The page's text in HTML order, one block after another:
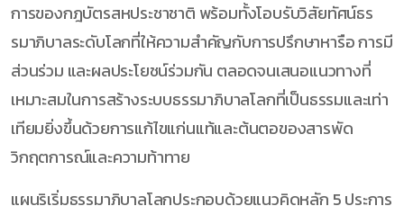
การของกฎบัตรสหประชาชาติ พร้อมทั้งโอบรับวิสัยทัศน์ธร
รมาภิบาลระดับโลกที่ให้ความสำคัญกับการปรึกษาหารือ การมี
ส่วนร่วม และผลประโยชน์ร่วมกัน ตลอดจนเสนอแนวทางที่
เหมาะสมในการสร้างระบบธรรมาภิบาลโลกที่เป็นธรรมและเท่า
เทียมยิ่งขึ้นด้วยการแก้ไขแก่นแท้และต้นตอของสารพัด
วิกฤตการณ์และความท้าทาย
แผนริเริ่มธรรมาภิบาลโลกประกอบด้วยแนวคิดหลัก 5 ประการ